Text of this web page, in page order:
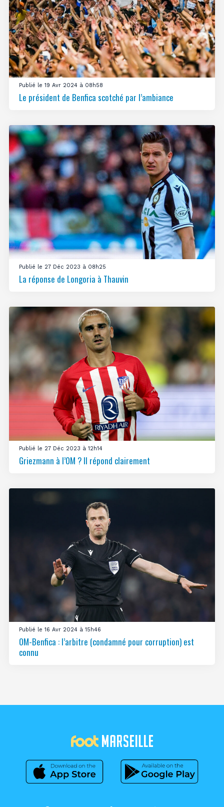
Publié le 19 Avr 2024 à 08h58
Le président de Benfica scotché par l’ambiance
Publié le 27 Déc 2023 à 08h25
La réponse de Longoria à Thauvin
Publié le 27 Déc 2023 à 12h14
Griezmann à l’OM ? Il répond clairement
Publié le 16 Avr 2024 à 15h46
OM-Benfica : l’arbitre (condamné pour corruption) est
connu